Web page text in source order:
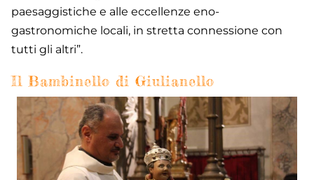
paesaggistiche e alle eccellenze eno-
gastronomiche locali, in stretta connessione con
tutti gli altri”.
Il Bambinello di Giulianello